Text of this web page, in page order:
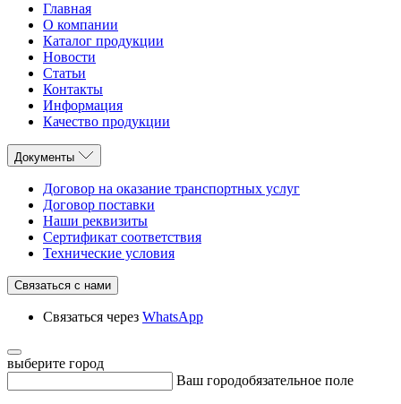
Главная
О компании
Каталог продукции
Новости
Статьи
Контакты
Информация
Качество продукции
Документы
Договор на оказание транспортных услуг
Договор поставки
Наши реквизиты
Сертификат соответствия
Технические условия
Связаться с нами
Связаться через WhatsApp
выберите город
Ваш городобязательное поле